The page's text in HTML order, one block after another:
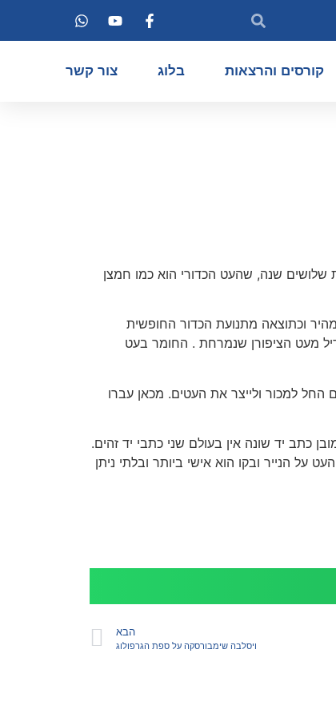
קורסים והרצאות בלוג צור קשר
שלושים שנה, שהעט הכדורי הוא כמו חמצן
וכתוצאה מתנועת הכדור החופשית
מעט הציפורן שנמרחת . החומר בעט
שם החל למכור ולייצר את העטים. מכאן עברו
כתב יד שונה אין בעולם שני כתבי יד זהים.
על הנייר ובקו הוא אישי ביותר ובלתי ניתן
הבא
ויסלבה שימבורסקה על ספת הגרפולוג